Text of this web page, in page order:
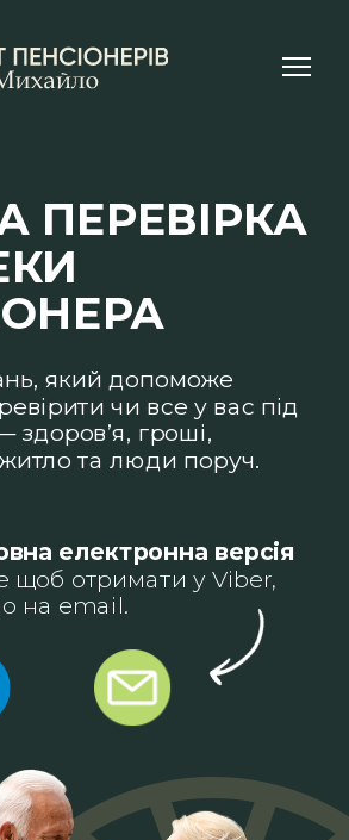
електронна версія
щоб отримати у Viber,
на email.
ПЕРЕВІРКА
який допоможе
чи все у вас під
здоров’я, гроші,
та люди поруч.